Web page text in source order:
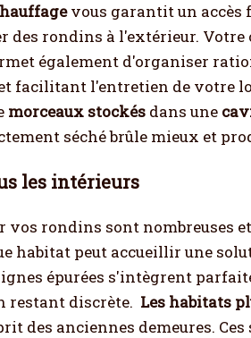
vous garantit un accès
des rondins à l'extérieur.
également d'organiser
facilitant l'entretien de votre
morceaux stockés dans une
séché brûle mieux et
les intérieurs
rondins sont nombreuses
habitat peut accueillir une
épurées s'intègrent
restant discrète. Les habitats
des anciennes demeures.